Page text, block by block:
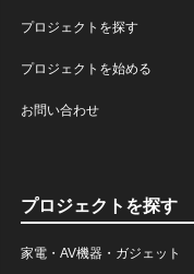
プロジェクトを探す
プロジェクトを始める
お問い合わせ
プロジェクトを探す
家電・AV機器・ガジェット